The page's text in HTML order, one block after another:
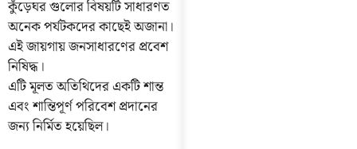
কুঁড়েঘর গুলোর বিষয়টি সাধারণত
অনেক পর্যটকদের কাছেই অজানা।
এই জায়গায় জনসাধারণের প্রবেশ
নিষিদ্ধ।
এটি মূলত অতিথিদের একটি শান্ত
এবং শান্তিপূর্ণ পরিবেশ প্রদানের
জন্য নির্মিত হয়েছিল।